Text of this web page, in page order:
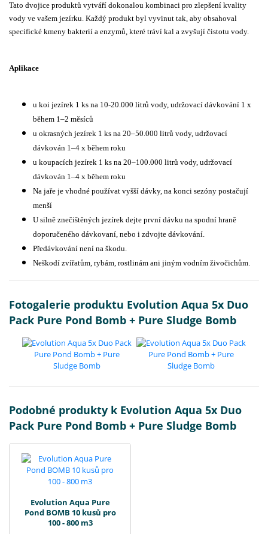
Tato dvojice produktů vytváří dokonalou kombinaci pro zlepšení kvality
vody ve vašem jezírku. Každý produkt byl vyvinut tak, aby obsahoval
specifické kmeny bakterií a enzymů, které tráví kal a zvyšují čistotu vody.
Aplikace
u koi jezírek 1 ks na 10-20.000 litrů vody, udržovací dávkování 1 x
během 1–2 měsíců
u okrasných jezírek 1 ks na 20–50.000 litrů vody, udržovací
dávkován 1–4 x během roku
u koupacích jezírek 1 ks na 20–100.000 litrů vody, udržovací
dávkován 1–4 x během roku
Na jaře je vhodné používat vyšší dávky, na konci sezóny postačují
menší
U silně znečištěných jezírek dejte první dávku na spodní hraně
doporučeného dávkovaní, nebo i zdvojte dávkování.
Předávkování není na škodu.
Neškodí zvířatům, rybám, rostlinám ani jiným vodním živočichům.
Fotogalerie produktu Evolution Aqua 5x Duo
Pack Pure Pond Bomb + Pure Sludge Bomb
Podobné produkty k Evolution Aqua 5x Duo
Pack Pure Pond Bomb + Pure Sludge Bomb
Evolution Aqua Pure
Pond BOMB 10 kusů pro
100 - 800 m3